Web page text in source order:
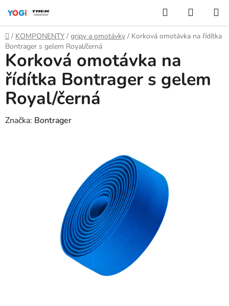
obsah
Hledat
KOŠÍK
Domů
/ KOMPONENTY / gripy a omotávky / Korková omotávka na řídítka
Bontrager s gelem Royal/černá
Korková omotávka na
řídítka Bontrager s gelem
Royal/černá
Značka: Bontrager